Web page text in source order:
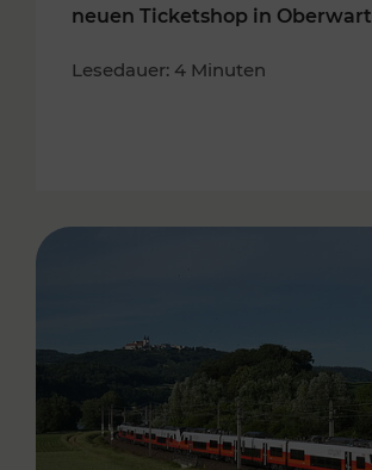
neuen Ticketshop in Oberwart
Lesedauer: 4 Minuten